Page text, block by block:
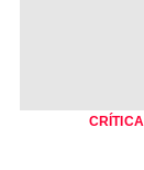
CRÍTICA